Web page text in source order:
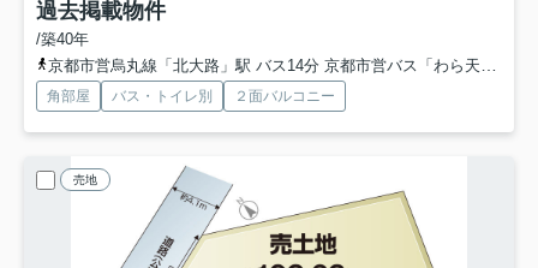
過去掲載物件
/築40年
京都市営烏丸線「北大路」駅 バス14分 京都市営バス「わら天神前」 停歩6分
角部屋 バス・トイレ別 ２面バルコニー
売地